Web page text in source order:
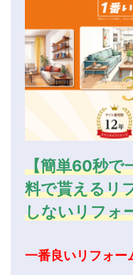
【簡単60秒で
料で貰えるリ
しないリフォ
一番良いリフォー